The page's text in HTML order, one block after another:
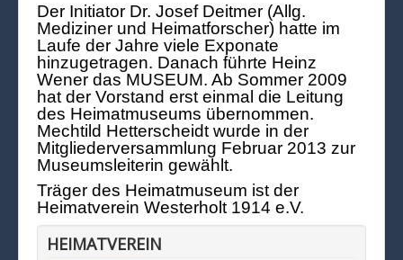
Der Initiator Dr. Josef Deitmer (Allg.
Mediziner und Heimatforscher) hatte im
Laufe der Jahre viele Exponate
hinzugetragen. Danach führte Heinz
Wener das MUSEUM. Ab Sommer 2009
hat der Vorstand erst einmal die Leitung
des Heimatmuseums übernommen.
Mechtild Hetterscheidt wurde in der
Mitgliederversammlung Februar 2013 zur
Museumsleiterin gewählt.
Träger des Heimatmuseum ist der
Heimatverein Westerholt 1914 e.V.
HEIMATVEREIN